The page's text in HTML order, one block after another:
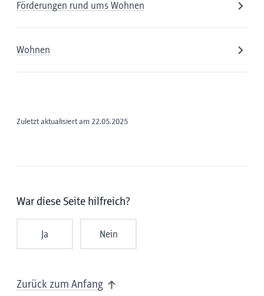
Förderungen rund ums Wohnen
Wohnen
Zuletzt aktualisiert am 22.05.2025
War diese Seite hilfreich?
Ja Nein
Zurück zum Anfang